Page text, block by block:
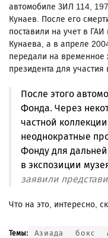
автомобиле ЗИЛ 114,
Кунаев. После его
поставили на учет в
Кунаева, а в апреле
передали на
президента для
После этого
Фонда. Через
частной
неоднократные
Фонду для
в экспозиции
заявили
Что на это, интересно,
Темы: Азиада бокс